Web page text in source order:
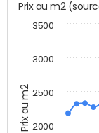
Prix au m2
Prix au
2000
2500
3000
3500